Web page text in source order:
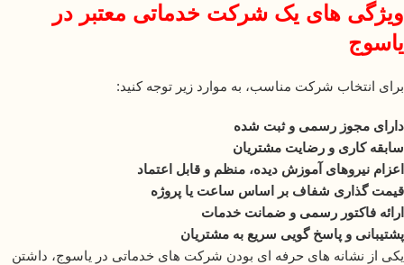
ویژگی های یک شرکت خدماتی معتبر در
یاسوج
برای انتخاب شرکت مناسب، به موارد زیر توجه کنید:
دارای مجوز رسمی و ثبت شده
سابقه کاری و رضایت مشتریان
اعزام نیروهای آموزش دیده، منظم و قابل اعتماد
قیمت گذاری شفاف بر اساس ساعت یا پروژه
ارائه فاکتور رسمی و ضمانت خدمات
پشتیبانی و پاسخ گویی سریع به مشتریان
یکی از نشانه های حرفه ای بودن شرکت های خدماتی در یاسوج، داشتن